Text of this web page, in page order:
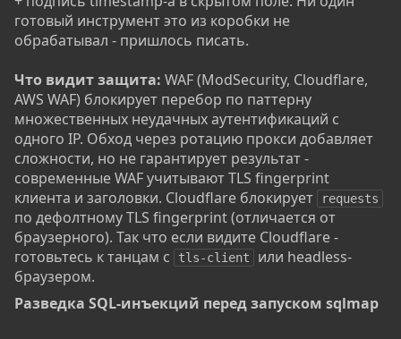
готовый инструмент это из коробки не
обрабатывал - пришлось писать.
Что видит защита: WAF (ModSecurity, Cloudflare,
AWS WAF) блокирует перебор по паттерну
множественных неудачных аутентификаций с
одного IP. Обход через ротацию прокси добавляет
сложности, но не гарантирует результат -
современные WAF учитывают TLS fingerprint
клиента и заголовки. Cloudflare блокирует
requests
по дефолтному TLS fingerprint (отличается от
браузерного). Так что если видите Cloudflare -
готовьтесь к танцам с
tls-client
или headless-
браузером.
Разведка SQL-инъекций перед запуском sqlmap​